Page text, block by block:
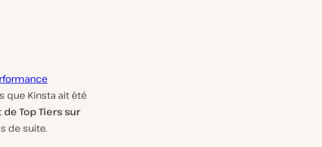
que Kinsta ait été
Top Tiers sur
de suite.